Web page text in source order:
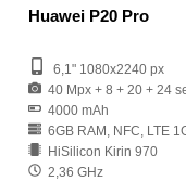
Huawei P20 Pro
6,1" 1080x2240 px
40 Mpx + 8 + 20 + 24
4000 mAh
6GB RAM, NFC, LTE
HiSilicon Kirin 970
2,36 GHz